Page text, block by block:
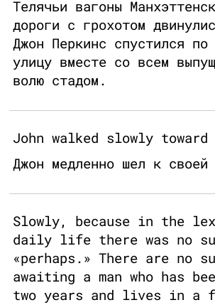
Телячьи вагоны
дороги с грохотом
Джон Перкинс спустился по
улицу вместе со всем
волю стадом.
John walked slowly
Джон медленно шел к своей
Slowly, because in the
daily life there was no
«perhaps.» There are no
awaiting a man who has
two years and lives in a